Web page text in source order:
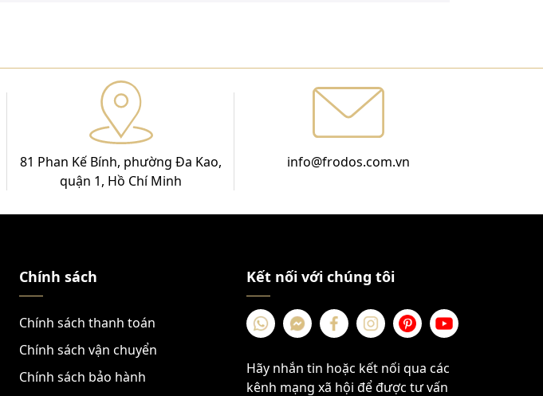
81 Phan Kế Bính, phường Đa Kao,
quận 1, Hồ Chí Minh
info@frodos.com.vn
Chính sách
Chính sách thanh toán
Chính sách vận chuyển
Chính sách bảo hành
Kết nối với chúng tôi
Hãy nhắn tin hoặc kết nối qua các
kênh mạng xã hội để được tư vấn